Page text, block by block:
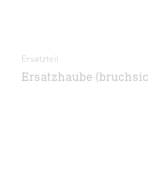
Ersatzteil
Ersatzhaube